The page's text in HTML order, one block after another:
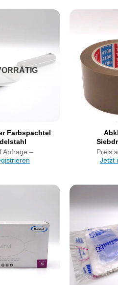
Farbspachtel
Anfrage –
Preis
Jetzt